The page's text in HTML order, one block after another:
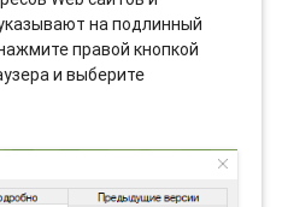
на подлинный
правой кнопкой
и выберите